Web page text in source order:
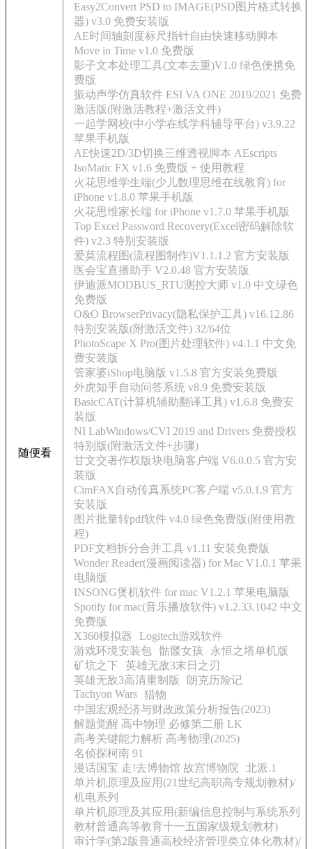
随便看
Easy2Convert PSD to IMAGE(PSD图片格式转换
器) v3.0 免费安装版
AE时间轴刻度标尺指针自由快速移动脚本
Move in Time v1.0 免费版
影子文本处理工具(文本去重)V1.0 绿色便携免
费版
振动声学仿真软件 ESI VA ONE 2019/2021 免费
激活版(附激活教程+激活文件)
一起学网校(中小学在线学科辅导平台) v3.9.22
苹果手机版
AE快速2D/3D切换三维透视脚本 AEscripts
IsoMatic FX v1.6 免费版 + 使用教程
火花思维学生端(少儿数理思维在线教育) for
iPhone v1.8.0 苹果手机版
火花思维家长端 for iPhone v1.7.0 苹果手机版
Top Excel Password Recovery(Excel密码解除软
件) v2.3 特别安装版
爱莫流程图(流程图制作)V1.1.1.2 官方安装版
医会宝直播助手 V2.0.48 官方安装版
伊迪派MODBUS_RTU测控大师 v1.0 中文绿色
免费版
O&O BrowserPrivacy(隐私保护工具) v16.12.86
特别安装版(附激活文件) 32/64位
PhotoScape X Pro(图片处理软件) v4.1.1 中文免
费安装版
管家婆iShop电脑版 v1.5.8 官方安装免费版
外虎知乎自动问答系统 v8.9 免费安装版
BasicCAT(计算机辅助翻译工具) v1.6.8 免费安
装版
NI LabWindows/CVI 2019 and Drivers 免费授权
特别版(附激活文件+步骤)
甘文交著作权版块电脑客户端 V6.0.0.5 官方安
装版
CimFAX自动传真系统PC客户端 v5.0.1.9 官方
安装版
图片批量转pdf软件 v4.0 绿色免费版(附使用教
程)
PDF文档拆分合并工具 v1.11 安装免费版
Wonder Reader(漫画阅读器) for Mac V1.0.1 苹果
电脑版
INSONG煲机软件 for mac V1.2.1 苹果电脑版
Spotify for mac(音乐播放软件) v1.2.33.1042 中文
免费版
X360模拟器
Logitech游戏软件
游戏环境安装包 骷髅女孩
永恒之塔单机版
矿坑之下 英雄无敌3末日之刃
英雄无敌3高清重制版
朗克历险记
Tachyon Wars 猎物
中国宏观经济与财政政策分析报告(2023)
解题觉醒 高中物理 必修第二册 LK
高考关键能力解析 高考物理(2025)
名侦探柯南 91
漫话国宝 走!去博物馆 故宫博物院
北派.1
单片机原理及应用(21世纪高职高专规划教材)/
机电系列
单片机原理及其应用(新编信息控制与系统系列
教材普通高等教育十一五国家级规划教材)
审计学(第2版普通高校经济管理类立体化教材)/